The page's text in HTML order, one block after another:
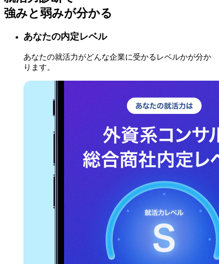
強みと弱みが分かる
あなたの内定レベル
あなたの就活力がどんな企業に受かるレベルかが分か
ります。